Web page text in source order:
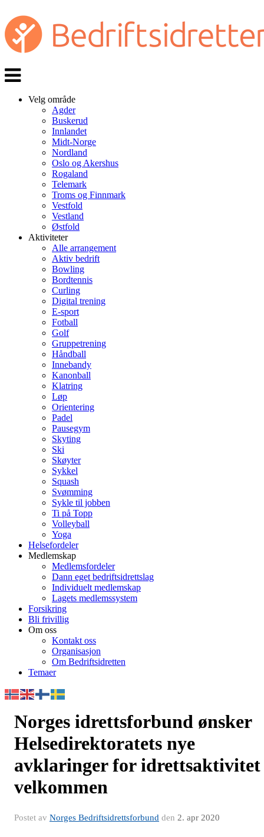
Veksle
navigasjon
Velg område
Agder
Buskerud
Innlandet
Midt-Norge
Nordland
Oslo og Akershus
Rogaland
Telemark
Troms og Finnmark
Vestfold
Vestland
Østfold
Aktiviteter
Alle arrangement
Aktiv bedrift
Bowling
Bordtennis
Curling
Digital trening
E-sport
Fotball
Golf
Gruppetrening
Håndball
Innebandy
Kanonball
Klatring
Løp
Orientering
Padel
Pausegym
Skyting
Ski
Skøyter
Sykkel
Squash
Svømming
Sykle til jobben
Ti på Topp
Volleyball
Yoga
Helsefordeler
Medlemskap
Medlemsfordeler
Dann eget bedriftsidrettslag
Individuelt medlemskap
Lagets medlemssystem
Forsikring
Bli frivillig
Om oss
Kontakt oss
Organisasjon
Om Bedriftsidretten
Temaer
Norges idrettsforbund ønsker
Helsedirektoratets nye
avklaringer for idrettsaktivitet
velkommen
Postet av Norges Bedriftsidrettsforbund den 2. apr 2020